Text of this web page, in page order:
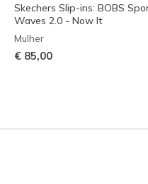
Skechers Slip-ins: BOBS
Waves 2.0 - Now It
Mulher
€ 85,00